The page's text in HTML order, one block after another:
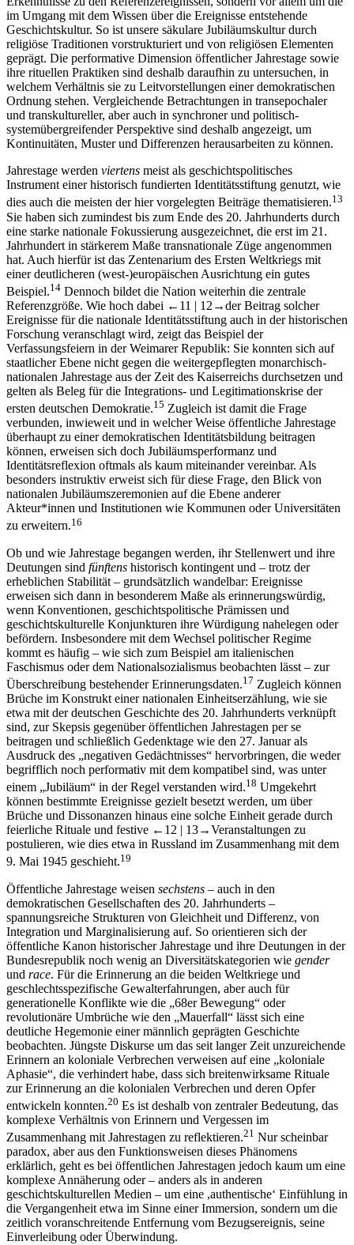
im Umgang mit dem Wissen über die Ereignisse entstehende
Geschichtskultur. So ist unsere säkulare Jubiläumskultur durch
religiöse Traditionen vorstrukturiert und von religiösen Elementen
geprägt. Die performative Dimension öffentlicher Jahrestage sowie
ihre rituellen Praktiken sind deshalb daraufhin zu untersuchen, in
welchem Verhältnis sie zu Leitvorstellungen einer demokratischen
Ordnung stehen. Vergleichende Betrachtungen in transepochaler
und transkultureller, aber auch in synchroner und politisch-
systemübergreifender Perspektive sind deshalb angezeigt, um
Kontinuitäten, Muster und Differenzen herausarbeiten zu können.
Jahrestage werden viertens meist als geschichtspolitisches
Instrument einer historisch fundierten Identitätsstiftung genutzt, wie
dies auch die meisten der hier vorgelegten Beiträge thematisieren.13
Sie haben sich zumindest bis zum Ende des 20. Jahrhunderts durch
eine starke nationale Fokussierung ausgezeichnet, die erst im 21.
Jahrhundert in stärkerem Maße transnationale Züge angenommen
hat. Auch hierfür ist das Zentenarium des Ersten Weltkriegs mit
einer deutlicheren (west-)europäischen Ausrichtung ein gutes
Beispiel.14 Dennoch bildet die Nation weiterhin die zentrale
Referenzgröße. Wie hoch dabei ←11 | 12→der Beitrag solcher
Ereignisse für die nationale Identitätsstiftung auch in der historischen
Forschung veranschlagt wird, zeigt das Beispiel der
Verfassungsfeiern in der Weimarer Republik: Sie konnten sich auf
staatlicher Ebene nicht gegen die weitergepflegten monarchisch-
nationalen Jahrestage aus der Zeit des Kaiserreichs durchsetzen und
gelten als Beleg für die Integrations- und Legitimationskrise der
ersten deutschen Demokratie.15 Zugleich ist damit die Frage
verbunden, inwieweit und in welcher Weise öffentliche Jahrestage
überhaupt zu einer demokratischen Identitätsbildung beitragen
können, erweisen sich doch Jubiläumsperformanz und
Identitätsreflexion oftmals als kaum miteinander vereinbar. Als
besonders instruktiv erweist sich für diese Frage, den Blick von
nationalen Jubiläumszeremonien auf die Ebene anderer
Akteur*innen und Institutionen wie Kommunen oder Universitäten
zu erweitern.16
Ob und wie Jahrestage begangen werden, ihr Stellenwert und ihre
Deutungen sind fünftens historisch kontingent und – trotz der
erheblichen Stabilität – grundsätzlich wandelbar: Ereignisse
erweisen sich dann in besonderem Maße als erinnerungswürdig,
wenn Konventionen, geschichtspolitische Prämissen und
geschichtskulturelle Konjunkturen ihre Würdigung nahelegen oder
befördern. Insbesondere mit dem Wechsel politischer Regime
kommt es häufig – wie sich zum Beispiel am italienischen
Faschismus oder dem Nationalsozialismus beobachten lässt – zur
Überschreibung bestehender Erinnerungsdaten.17 Zugleich können
Brüche im Konstrukt einer nationalen Einheitserzählung, wie sie
etwa mit der deutschen Geschichte des 20. Jahrhunderts verknüpft
sind, zur Skepsis gegenüber öffentlichen Jahrestagen per se
beitragen und schließlich Gedenktage wie den 27. Januar als
Ausdruck des „negativen Gedächtnisses“ hervorbringen, die weder
begrifflich noch performativ mit dem kompatibel sind, was unter
einem „Jubiläum“ in der Regel verstanden wird.18 Umgekehrt
können bestimmte Ereignisse gezielt besetzt werden, um über
Brüche und Dissonanzen hinaus eine solche Einheit gerade durch
feierliche Rituale und festive ←12 | 13→Veranstaltungen zu
postulieren, wie dies etwa in Russland im Zusammenhang mit dem
9. Mai 1945 geschieht.19
Öffentliche Jahrestage weisen sechstens – auch in den
demokratischen Gesellschaften des 20. Jahrhunderts –
spannungsreiche Strukturen von Gleichheit und Differenz, von
Integration und Marginalisierung auf. So orientieren sich der
öffentliche Kanon historischer Jahrestage und ihre Deutungen in der
Bundesrepublik noch wenig an Diversitätskategorien wie gender
und race. Für die Erinnerung an die beiden Weltkriege und
geschlechtsspezifische Gewalterfahrungen, aber auch für
generationelle Konflikte wie die „68er Bewegung“ oder
revolutionäre Umbrüche wie den „Mauerfall“ lässt sich eine
deutliche Hegemonie einer männlich geprägten Geschichte
beobachten. Jüngste Diskurse um das seit langer Zeit unzureichende
Erinnern an koloniale Verbrechen verweisen auf eine „koloniale
Aphasie“, die verhindert habe, dass sich breitenwirksame Rituale
zur Erinnerung an die kolonialen Verbrechen und deren Opfer
entwickeln konnten.20 Es ist deshalb von zentraler Bedeutung, das
komplexe Verhältnis von Erinnern und Vergessen im
Zusammenhang mit Jahrestagen zu reflektieren.21 Nur scheinbar
paradox, aber aus den Funktionsweisen dieses Phänomens
erklärlich, geht es bei öffentlichen Jahrestagen jedoch kaum um eine
komplexe Annäherung oder – anders als in anderen
geschichtskulturellen Medien – um eine ,authentische‘ Einfühlung in
die Vergangenheit etwa im Sinne einer Immersion, sondern um die
zeitlich voranschreitende Entfernung vom Bezugsereignis, seine
Einverleibung oder Überwindung.